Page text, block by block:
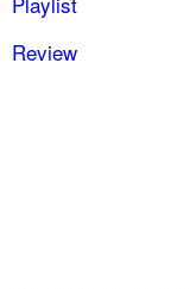
Review